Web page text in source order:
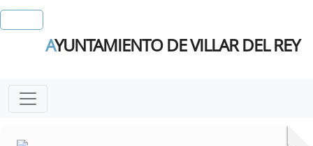
AYUNTAMIENTO DE VILLAR DEL REY